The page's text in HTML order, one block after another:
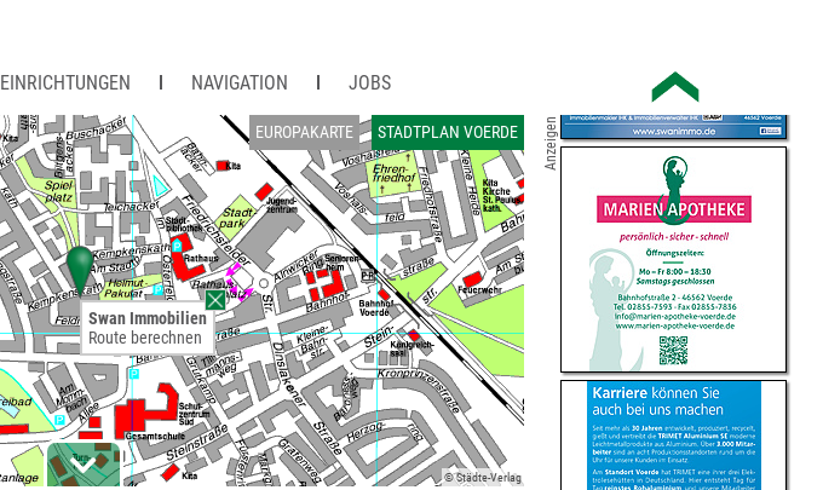
EINRICHTUNGEN NAVIGATION JOBS
EUROPAKARTE STADTPLAN VOERDE
© Städte-Verlag
Swan Immobilien
Route berechnen
Anzeigen